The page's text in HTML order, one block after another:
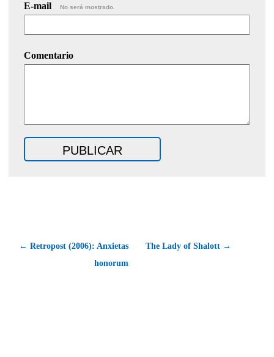
E-mail No será mostrado.
Comentario
← Retropost (2006): Anxietas
honorum
The Lady of Shalott →